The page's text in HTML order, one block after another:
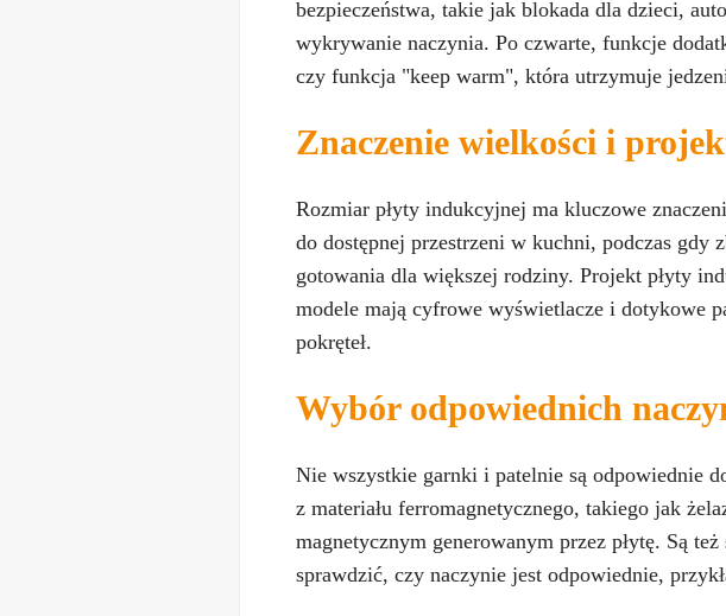
bezpieczeństwa, takie jak blokada dla dzieci,
wykrywanie naczynia. Po czwarte, funkcje
czy funkcja "keep warm", która utrzymuje
Znaczenie wielkości i
Rozmiar płyty indukcyjnej ma kluczowe
do dostępnej przestrzeni w kuchni, podczas gdy
gotowania dla większej rodziny. Projekt płyty
modele mają cyfrowe wyświetlacze i dotykowe
pokręteł.
Wybór odpowiednich
Nie wszystkie garnki i patelnie są odpowiednie
z materiału ferromagnetycznego, takiego jak
magnetycznym generowanym przez płytę. Są
sprawdzić, czy naczynie jest odpowiednie,